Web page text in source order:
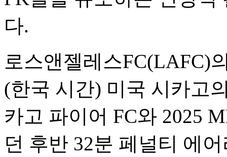
다.
로스앤젤레스FC(LAFC)
(한국 시간) 미국 시카고
카고 파이어 FC와 2025
던 후반 32분 페널티 에